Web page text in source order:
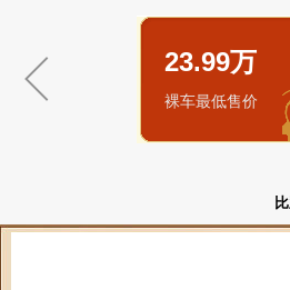
23.99万
裸车最低售价